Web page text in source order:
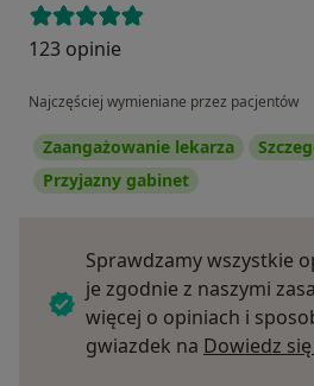
123 opinie
Najczęściej wymieniane przez pacjentów
Zaangażowanie lekarza
Przyjazny gabinet
Sprawdzamy wszystkie
je zgodnie z naszymi
więcej o opiniach i
gwiazdek na Dowiedz